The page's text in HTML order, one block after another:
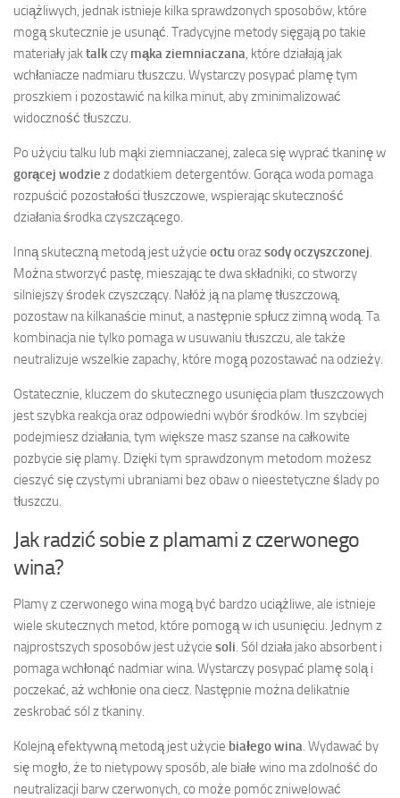
uciążliwych, jednak istnieje kilka sprawdzonych sposobów, które
mogą skutecznie je usunąć. Tradycyjne metody sięgają po takie
materiały jaktalkczy mąka ziemniaczana, które działają jak
wchłaniacze nadmiaru tłuszczu. Wystarczy posypać plamę tym
proszkiem i pozostawić na kilka minut, aby zminimalizować
widoczność tłuszczu.
Po użyciu talku lub mąki ziemniaczanej, zaleca się wyprać tkaninę w
gorącej wodzie z dodatkiem detergentów. Gorąca woda pomaga
rozpuścić pozostałości tłuszczowe, wspierając skuteczność
działania środka czyszczącego.
Inną skuteczną metodą jest użycie octuorazsody oczyszczonej.
Można stworzyć pastę, mieszając te dwa składniki, co stworzy
silniejszy środek czyszczący. Nałóż ją na plamę tłuszczową,
pozostaw na kilkanaście minut, a następnie spłucz zimną wodą. Ta
kombinacja nie tylko pomaga w usuwaniu tłuszczu, ale także
neutralizuje wszelkie zapachy, które mogą pozostawać na odzieży.
Ostatecznie, kluczem do skutecznego usunięcia plam tłuszczowych
jest szybka reakcja oraz odpowiedni wybór środków. Im szybciej
podejmiesz działania, tym większe masz szanse na całkowite
pozbycie się plamy. Dzięki tym sprawdzonym metodom możesz
cieszyć się czystymi ubraniami bez obaw o nieestetyczne ślady po
tłuszczu.
Jak radzić sobie z plamami z czerwonego
wina?
Plamy z czerwonego wina mogą być bardzo uciążliwe, ale istnieje
wiele skutecznych metod, które pomogą w ich usunięciu. Jednym z
najprostszych sposobów jest użycie soli. Sól działa jako absorbent i
pomaga wchłonąć nadmiar wina. Wystarczy posypać plamę solą i
poczekać, aż wchłonie ona ciecz. Następnie można delikatnie
zeskrobać sól z tkaniny.
Kolejną efektywną metodą jest użycie białego wina. Wydawać by
się mogło, że to nietypowy sposób, ale białe wino ma zdolność do
neutralizacji barw czerwonych, co może pomóc zniwelować